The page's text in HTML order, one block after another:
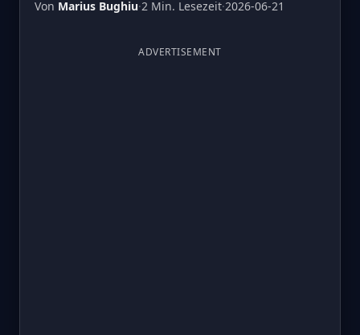
Von Marius Bughiu·2 Min. Lesezeit·2026-06-21
ADVERTISEMENT